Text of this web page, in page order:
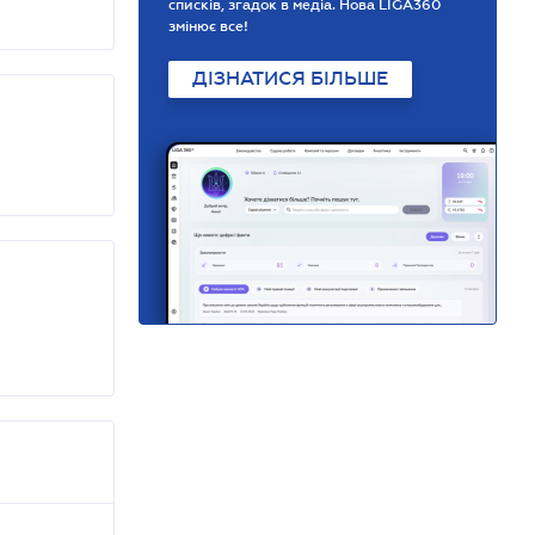
списків, згадок в медіа. Нова LIGA360
змінює все!
ДІЗНАТИСЯ БІЛЬШЕ